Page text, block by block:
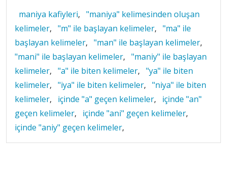
maniya kafiyleri, "maniya" kelimesinden oluşan
kelimeler, "m" ile başlayan kelimeler, "ma" ile
başlayan kelimeler, "man" ile başlayan kelimeler,
"mani" ile başlayan kelimeler, "maniy" ile başlayan
kelimeler, "a" ile biten kelimeler, "ya" ile biten
kelimeler, "iya" ile biten kelimeler, "niya" ile biten
kelimeler, içinde "a" geçen kelimeler,
içinde "an"
geçen kelimeler, içinde "ani" geçen kelimeler,
içinde "aniy" geçen kelimeler,